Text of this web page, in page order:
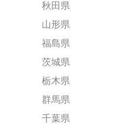
秋田県
山形県
福島県
茨城県
栃木県
群馬県
千葉県